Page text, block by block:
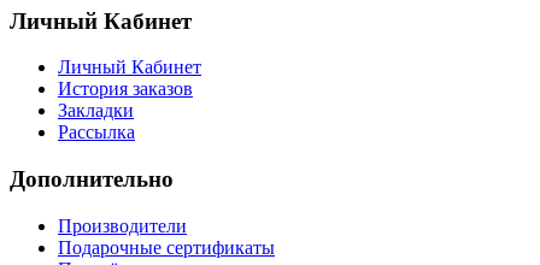
Личный Кабинет
Личный Кабинет
История заказов
Закладки
Рассылка
Дополнительно
Производители
Подарочные сертификаты